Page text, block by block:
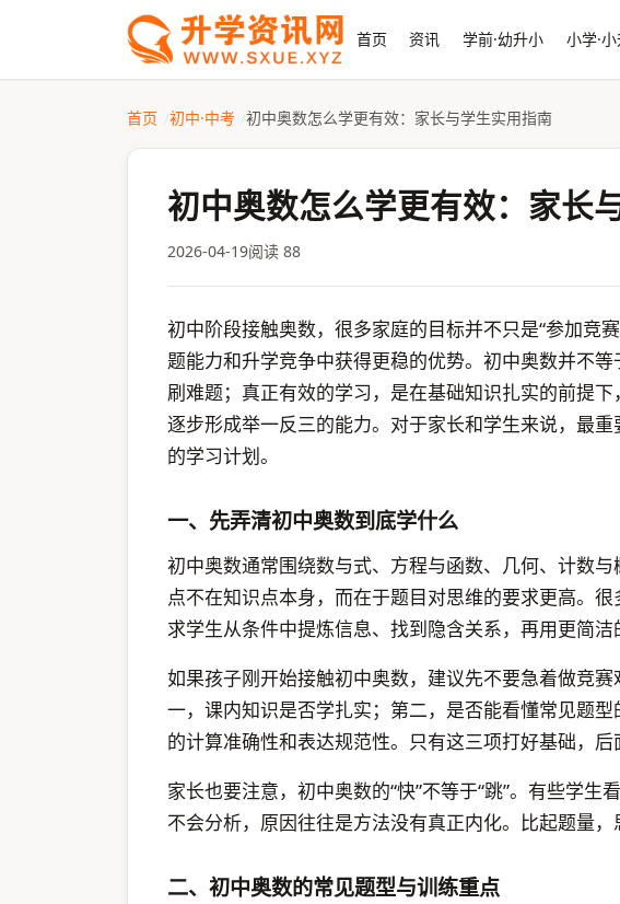
首页 资讯 学前·幼升小 小学·
首页 初中·中考 初中奥数怎么学更有效：家长与学生实用指南
初中奥数怎么学更有效：家长
2026-04-19阅读 88
初中阶段接触奥数，很多家庭的目标并不只是“参加竞
题能力和升学竞争中获得更稳的优势。初中奥数并不
刷难题；真正有效的学习，是在基础知识扎实的前提
逐步形成举一反三的能力。对于家长和学生来说，最
的学习计划。
一、先弄清初中奥数到底学什么
初中奥数通常围绕数与式、方程与函数、几何、计数
点不在知识点本身，而在于题目对思维的要求更高。
求学生从条件中提炼信息、找到隐含关系，再用更简洁
如果孩子刚开始接触初中奥数，建议先不要急着做竞
一，课内知识是否学扎实；第二，是否能看懂常见题
的计算准确性和表达规范性。只有这三项打好基础，后
家长也要注意，初中奥数的“快”不等于“跳”。有些学生
不会分析，原因往往是方法没有真正内化。比起题量，
二、初中奥数的常见题型与训练重点